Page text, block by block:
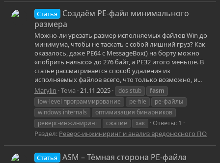
Статья
Создаём РЕ-файл минимального
размера
Можно-ли урезать размер исполняемых файлов Win до
минимума, чтобы не таскать с собой лишний груз? Как
оказалось, даже РЕ64 с MessageBox() на борту можно
«побрить налысо» до 276 байт, а РЕ32 итого меньше. В
статье рассматривается способ удаления из
исполняемых файлов всего, что только возможно, и...
Marylin Тема 21.11.2025 dos stub
fasm
low-level программирование
pe-file
pe-файлы
windows internals
оптимизация бинарников
реверс-инжиниринг
сжатие хак
Ответы: 1
Раздел: Реверс-инжиниринг и анализ вредоносного ПО
Статья ASM – Тёмная сторона РЕ-файла